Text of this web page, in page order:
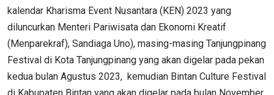
kalendar Kharisma Event Nusantara (KEN) 2023 yang
diluncurkan Menteri Pariwisata dan Ekonomi Kreatif
(Menparekraf), Sandiaga Uno), masing-masing Tanjungpinang
Festival di Kota Tanjungpinang yang akan digelar pada pekan
kedua bulan Agustus 2023, kemudian Bintan Culture Festival